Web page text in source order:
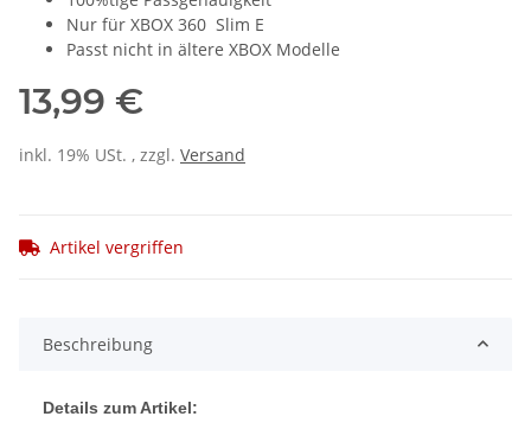
Nur für XBOX 360 Slim E
Passt nicht in ältere XBOX Modelle
13,99 €
inkl. 19% USt. , zzgl. Versand
Artikel vergriffen
Beschreibung
Details zum Artikel: